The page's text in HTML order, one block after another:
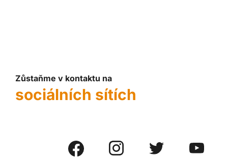
Zůstaňme v kontaktu na
sociálních sítích